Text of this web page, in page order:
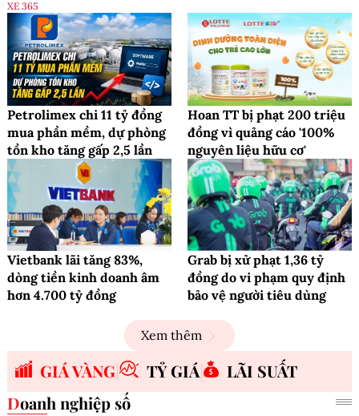
XE 365
Petrolimex chi 11 tỷ đồng
mua phần mềm, dự phòng
tồn kho tăng gấp 2,5 lần
Hoan TT bị phạt 200 triệu
đồng vì quảng cáo '100%
nguyên liệu hữu cơ'
Vietbank lãi tăng 83%,
dòng tiền kinh doanh âm
hơn 4.700 tỷ đồng
Grab bị xử phạt 1,36 tỷ
đồng do vi phạm quy định
bảo vệ người tiêu dùng
Xem thêm
GIÁ VÀNG TỶ GIÁ
LÃI SUẤT
Doanh nghiệp số